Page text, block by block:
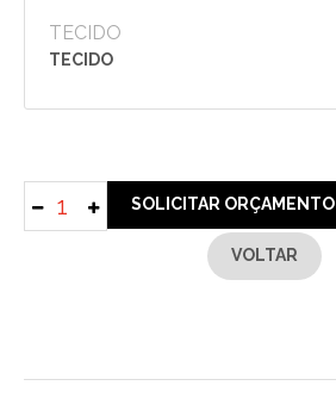
TECIDO
TECIDO
SOLICITAR ORÇAMENTO
VOLTAR